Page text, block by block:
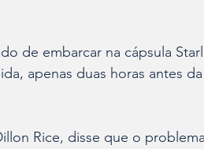
de embarcar na cápsula
apenas duas horas antes
Rice, disse que o